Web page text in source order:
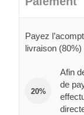
Payez
livraison (80%)
20%
Afin
de